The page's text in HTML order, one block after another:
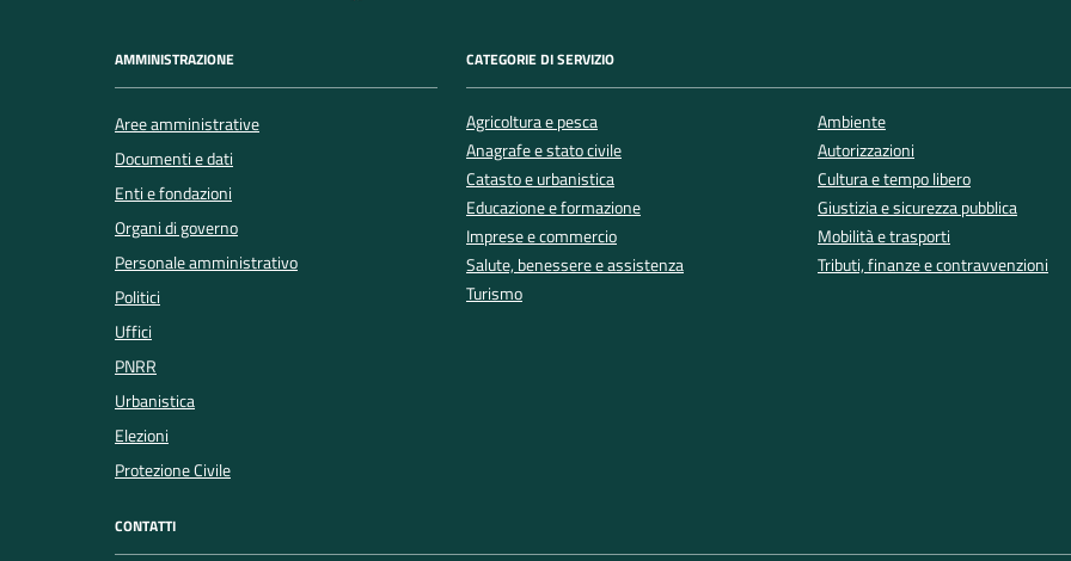
AMMINISTRAZIONE
Aree amministrative
Documenti e dati
Enti e fondazioni
Organi di governo
Personale amministrativo
Politici
Uffici
PNRR
Urbanistica
Elezioni
Protezione Civile
CATEGORIE DI SERVIZIO
Agricoltura e pesca
Ambiente
Anagrafe e stato civile
Autorizzazioni
Catasto e urbanistica
Cultura e tempo libero
Educazione e formazione
Giustizia e sicurezza pubblica
Imprese e commercio
Mobilità e trasporti
Salute, benessere e assistenza
Tributi, finanze e contravvenzioni
Turismo
CONTATTI